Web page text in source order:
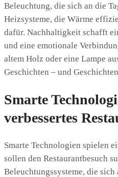
Beleuchtung, die sich an die
Heizsysteme, die Wärme
dafür. Nachhaltigkeit schafft
und eine emotionale
altem Holz oder eine Lampe
Geschichten – und
Smarte
verbessertes
Smarte Technologien spielen
sollen den Restaurantbesuch
Beleuchtungssysteme, die